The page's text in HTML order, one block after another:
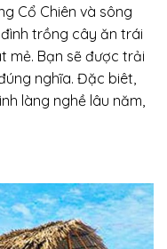
Cổ Chiên và sông
trồng cây ăn trái
mẻ. Bạn sẽ được trải
nghĩa. Đặc biêt,
làng nghề lâu năm,